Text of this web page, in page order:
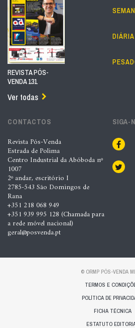
REVISTA PÓS-
VENDA 131
Ver todas
DIÁRIA
CONTACTOS
Revista Pós-Venda
Estrada de Polima
Centro Industrial da Abóboda nº
1007
2º andar, escritório I
2785-543 São Domingos de
Rana
+351 218 068 949
+351 939 995 128 (Chamada para
a rede móvel nacional)
geral@posvenda.pt
SIGA-
© ORMP PÓS-VENDA
TERMOS E
POLÍTICA DE
FICHA TÉCNICA
ESTATUTO